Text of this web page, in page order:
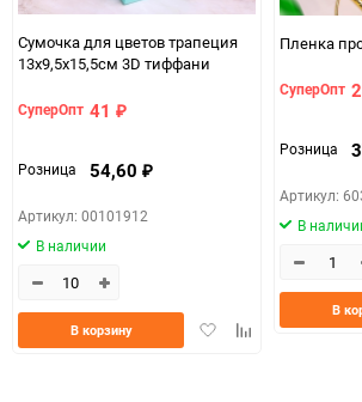
Сумочка для цветов трапеция
13х9,5х15,5см 3D тиффани
СуперОпт 41 ₽
Розница 54,60 ₽
Артикул: 00101912
В наличии
ДобавитьДобавить
В корзину
СуперОпт
Розница
Артикул:
В
В